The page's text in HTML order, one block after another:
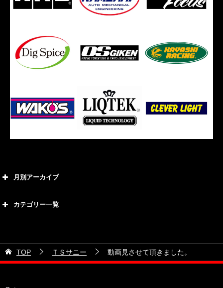
月別アーカイブ
2026年5月
2026年4月
カテゴリー一覧
21号車
28号車
TOP ＴＳサニー 動画見させて頂きました。